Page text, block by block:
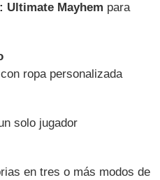
Ultimate Mayhem para
ropa personalizada
solo jugador
en tres o más modos de